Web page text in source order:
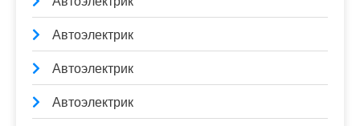
Автоэлектрик
Автоэлектрик
Автоэлектрик